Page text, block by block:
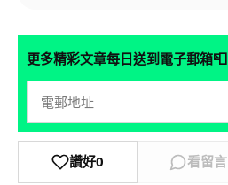
更多精彩文章每日送到電子郵箱📮
讚好0 看留言